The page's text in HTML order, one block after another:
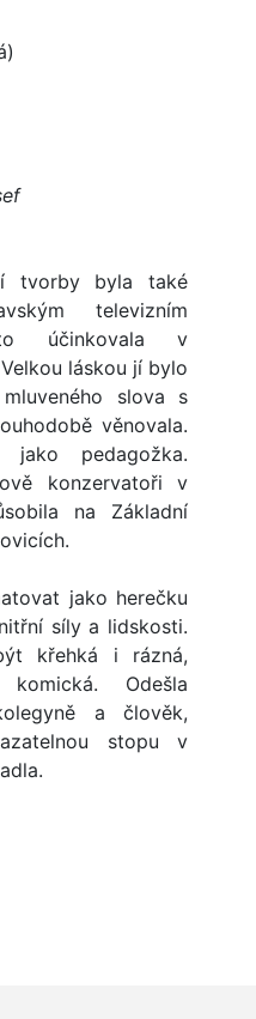
tvorby byla také
televizním
účinkovala v
láskou jí bylo
slova s
věnovala.
pedagožka.
konzervatoři v
na Základní
jako herečku
síly a lidskosti.
křehká i rázná,
Odešla
a člověk,
stopu v